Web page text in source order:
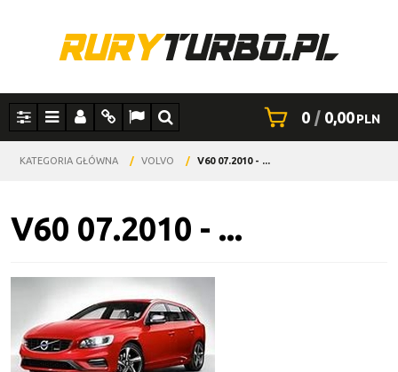
PanelMenuPanelInfoLangSzukaj
0 | 0,00PLN
KATEGORIA GŁÓWNA / VOLVO / V60 07.2010 - ...
V60 07.2010 - ...